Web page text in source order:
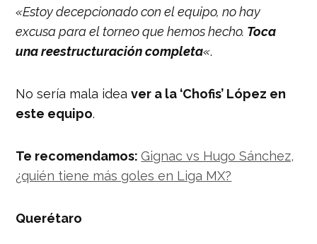
«Estoy decepcionado con el equipo, no hay
excusa para el torneo que hemos hecho. Toca
una reestructuración completa«.
No sería mala ideaver a la ‘Chofis’ López en
este equipo.
Te recomendamos:Gignac vs Hugo Sánchez,
¿quién tiene más goles en Liga MX?
Querétaro